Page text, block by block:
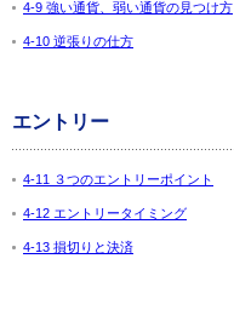
4-9 強い通貨、弱い通貨の見つけ方
4-10 逆張りの仕方
エントリー
4-11 ３つのエントリーポイント
4-12 エントリータイミング
4-13 損切りと決済